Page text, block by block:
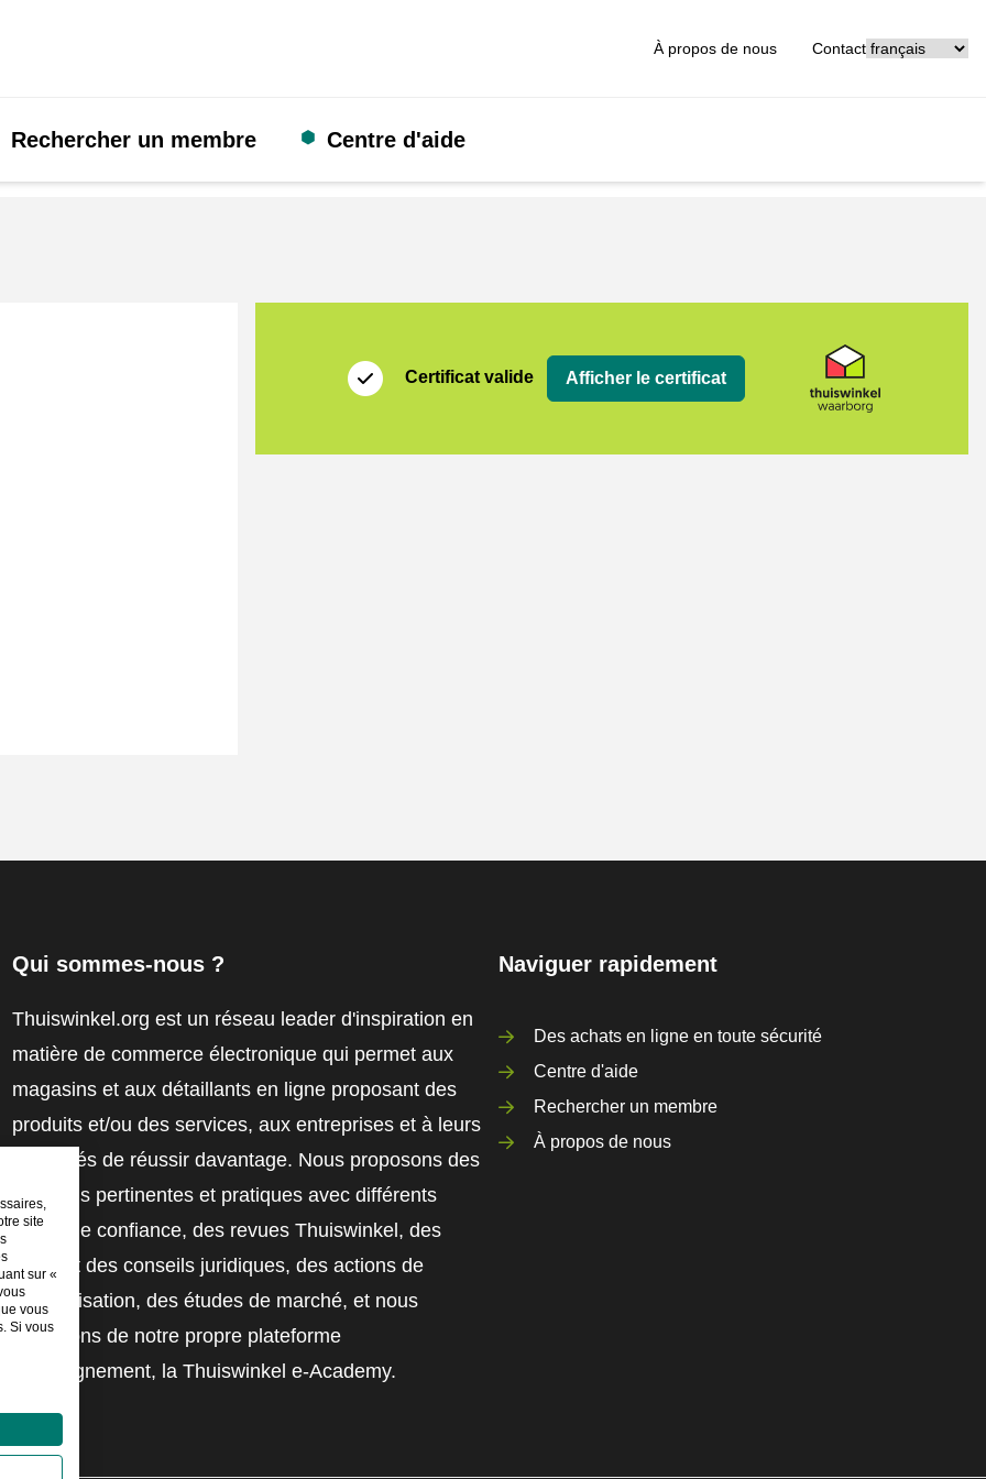
À propos de nous Contact
Rechercher un membre Centre d'aide
Certificat valide Afficher le certificat
Qui sommes-nous ?
Thuiswinkel.org est un réseau leader d'inspiration en
matière de commerce électronique qui permet aux
magasins et aux détaillants en ligne proposant des
produits et/ou des services, aux entreprises et à leurs
employés de réussir davantage. Nous proposons des
solutions pertinentes et pratiques avec différents
labels de confiance, des revues Thuiswinkel, des
outils et des conseils juridiques, des actions de
sensibilisation, des études de marché, et nous
disposons de notre propre plateforme
d'enseignement, la Thuiswinkel e-Academy.
Naviguer rapidement
Des achats en ligne en toute sécurité
Centre d'aide
Rechercher un membre
À propos de nous
site
sur «
vous
Si vous